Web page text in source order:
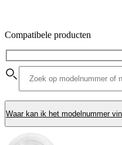
Compatibele producten
Waar kan ik het modelnummer